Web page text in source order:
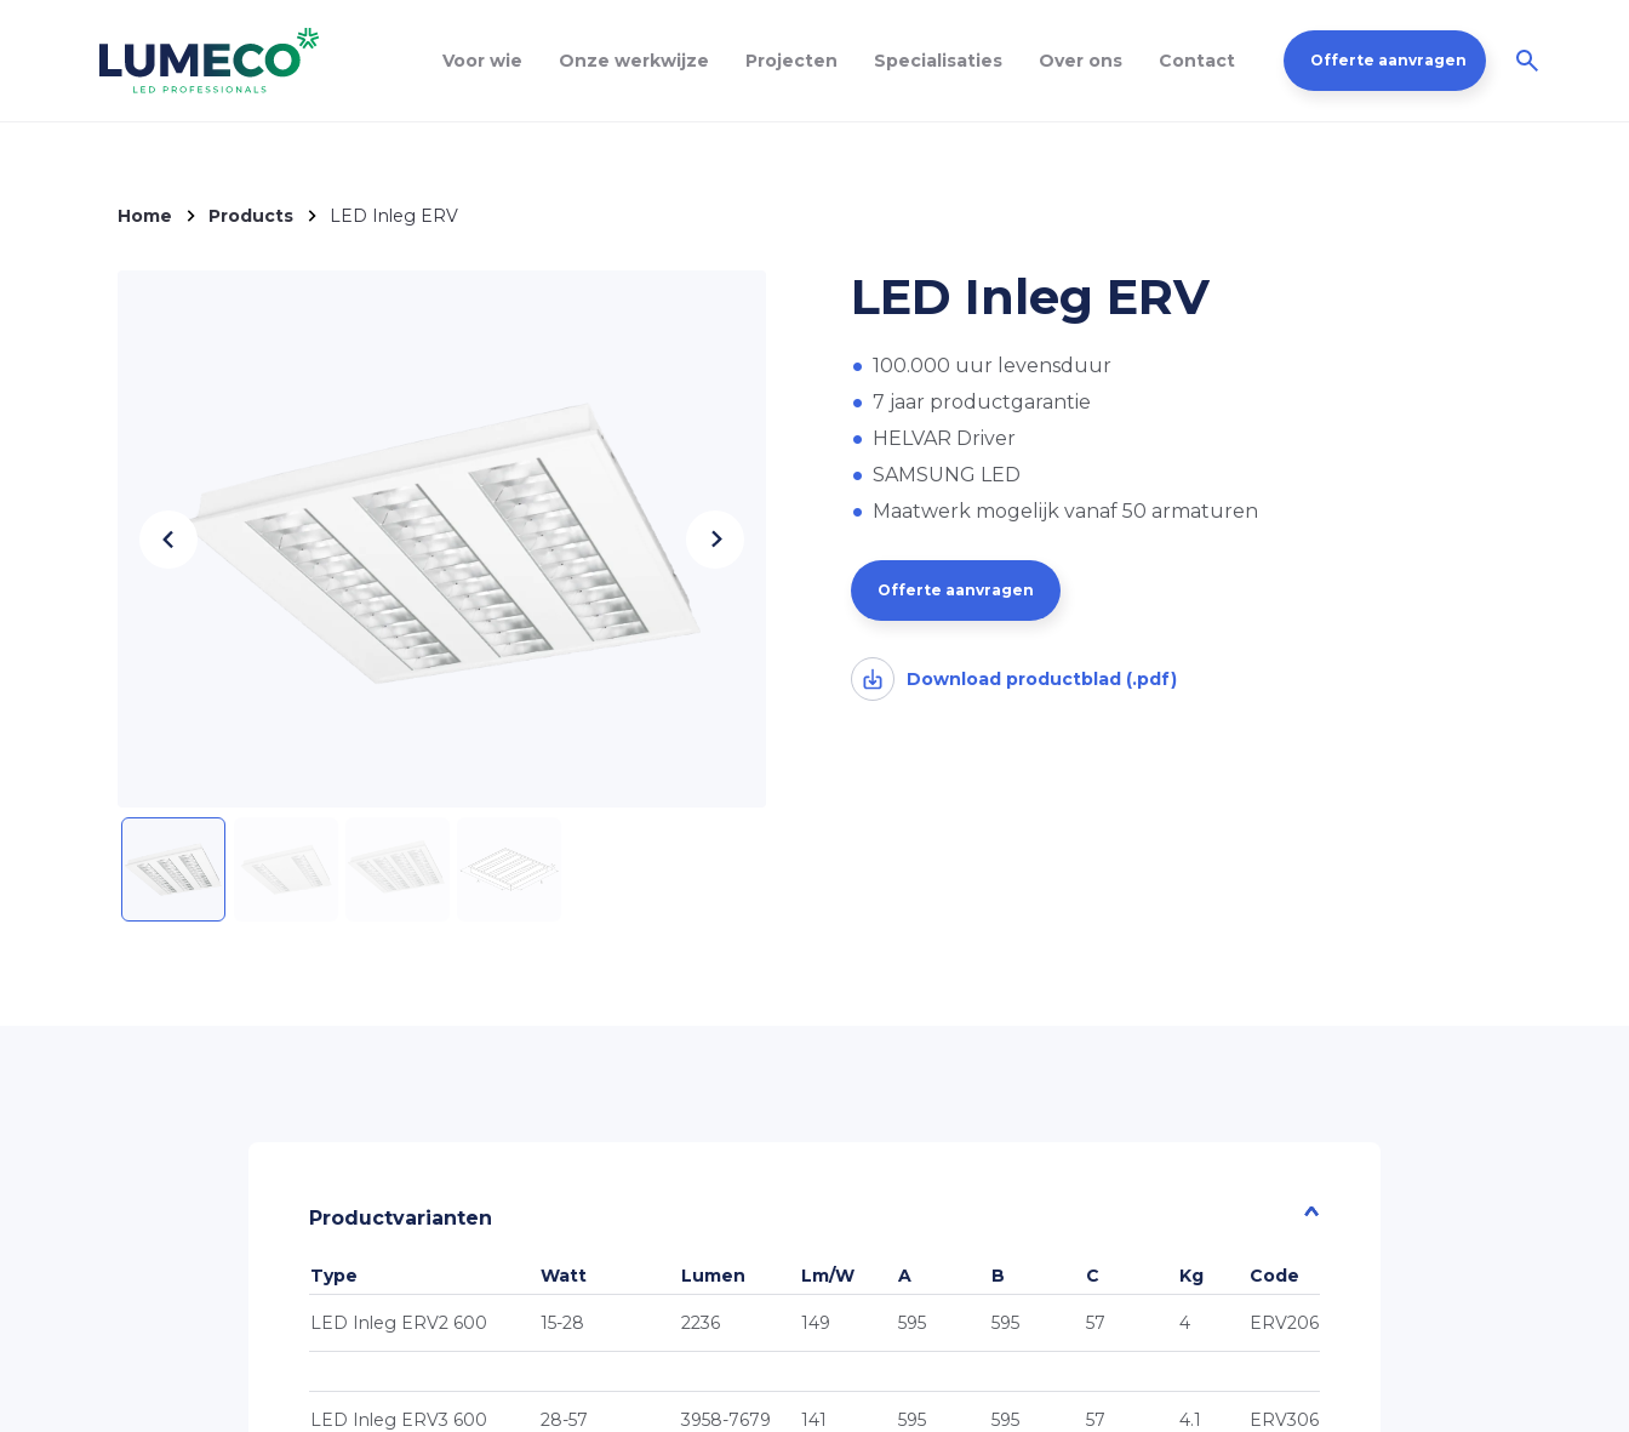
Voor wie Onze werkwijze Projecten Specialisaties Over ons Contact Offerte aanvragen
Home Products LED Inleg ERV
LED Inleg ERV
100.000 uur levensduur
7 jaar productgarantie
HELVAR Driver
SAMSUNG LED
Maatwerk mogelijk vanaf 50 armaturen
Offerte aanvragen
Productvarianten
Type Watt Lumen Lm/W A B C Kg Code
LED Inleg ERV2 600 15-28 2236 149 595 595 57 4 ERV206
LED Inleg ERV3 600 28-57 3958-7679 141 595 595 57 4.1 ERV306